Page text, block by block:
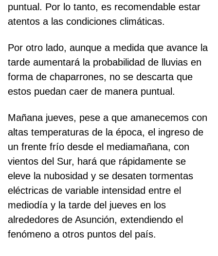
puntual. Por lo tanto, es recomendable estar
atentos a las condiciones climáticas.
Por otro lado, aunque a medida que avance la
tarde aumentará la probabilidad de lluvias en
forma de chaparrones, no se descarta que
estos puedan caer de manera puntual.
Mañana jueves, pese a que amanecemos con
altas temperaturas de la época, el ingreso de
un frente frío desde el mediamañana, con
vientos del Sur, hará que rápidamente se
eleve la nubosidad y se desaten tormentas
eléctricas de variable intensidad entre el
mediodía y la tarde del jueves en los
alrededores de Asunción, extendiendo el
fenómeno a otros puntos del país.